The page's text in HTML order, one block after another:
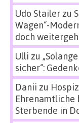
Udo Stailerzu
Wagen“-
doch
Ulli zu
sicher“:
Danii zu
Ehrenamtliche
Sterbende in